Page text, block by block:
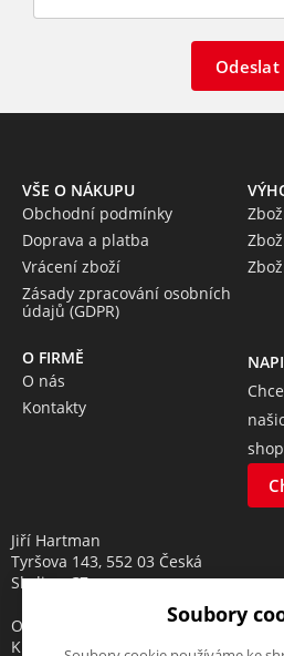
Odeslat
VŠE O NÁKUPU
Obchodní podmínky
Doprava a platba
Vrácení zboží
Zásady zpracování osobních
údajů (GDPR)
O FIRMĚ
O nás
Kontakty
Jiří Hartman
Tyršova 143, 552 03 Česká
Skalice, CZ
Obchodní rejstřík vedený u
Krajského soudu v Hradci
Soubory